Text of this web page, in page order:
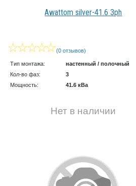
Awattom silver-41.6 3ph
(0 отзывов)
Тип монтажа:
настенный / полочный
Кол-во фаз:
3
Мощность:
41.6 кВа
Нет в наличии